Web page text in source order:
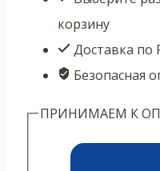
"Янтарь"
корзину
Доставка по
Безопасная
ПРИНИМАЕМ К